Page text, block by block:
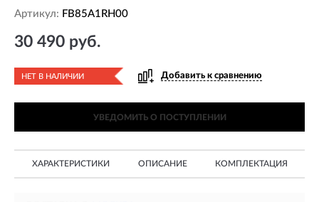
Артикул: FB85A1RH00
30 490 руб.
НЕТ В НАЛИЧИИ Добавить к сравнению
УВЕДОМИТЬ О ПОСТУПЛЕНИИ
ХАРАКТЕРИСТИКИ ОПИСАНИЕ КОМПЛЕКТАЦИЯ